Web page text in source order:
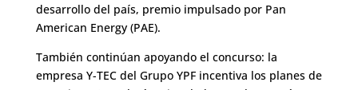
desarrollo del país, premio impulsado por Pan
American Energy (PAE).
También continúan apoyando el concurso: la
empresa Y-TEC del Grupo YPF incentiva los planes de